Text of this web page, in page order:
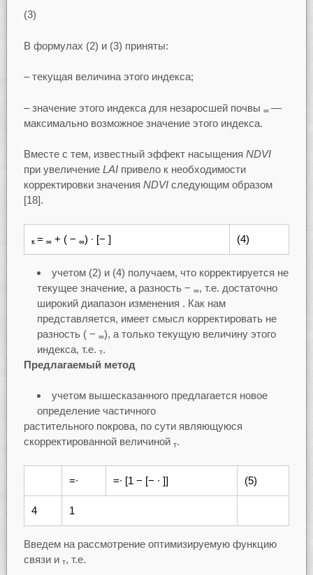
(3)
В формулах (2) и (3) приняты:
– текущая величина этого индекса;
– значение этого индекса для незаросшей почвы ∞ —
максимально возможное значение этого индекса.
Вместе с тем, известный эффект насыщения NDVI
при увеличение LAIпривело к необходимости
корректировки значения NDVIследующим образом
[18].
к = ∞+ ( − ∞) ∙ [− ] (4)
учетом (2) и (4) получаем, что корректируется не
текущее значение, а разность − ∞, т.е. достаточно
широкий диапазон изменения . Как нам
представляется, имеет смысл корректировать не
разность ( − ∞), а только текущую величину этого
индекса, т.е. т.
Предлагаемый метод
учетом вышесказанного предлагается новое
определение частичного
растительного покрова, по сути являющуюся
скорректированной величиной т.
=∙ =∙ [1 − [− ∙ ]] (5)
4 1
Введем на рассмотрение оптимизируемую функцию
связи и т, т.е.